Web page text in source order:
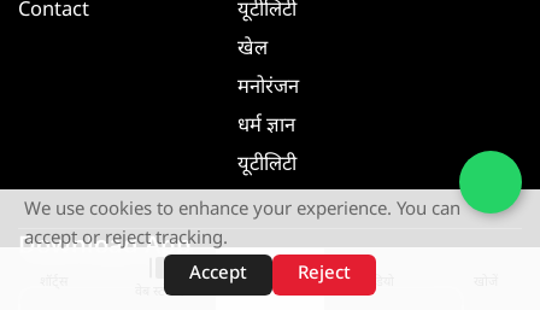
वेब स्टोरीज़
Contact
यूटीलिटी
खेल
मनोरंजन
धर्म ज्ञान
यूटीलिटी
Download App
We use cookies to enhance your experience. You can
accept or reject tracking.
Accept
Reject